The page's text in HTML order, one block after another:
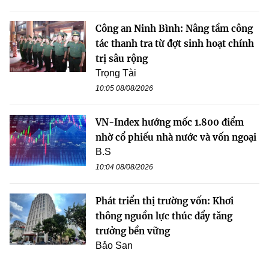
Công an Ninh Bình: Nâng tầm công
tác thanh tra từ đợt sinh hoạt chính
trị sâu rộng
Trọng Tài
10:05 08/08/2026
VN-Index hướng mốc 1.800 điểm
nhờ cổ phiếu nhà nước và vốn ngoại
B.S
10:04 08/08/2026
Phát triển thị trường vốn: Khơi
thông nguồn lực thúc đẩy tăng
trưởng bền vững
Bảo San